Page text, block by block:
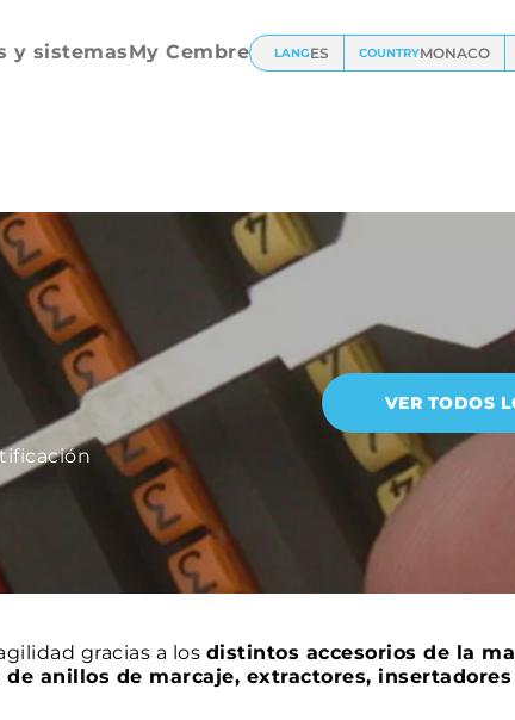
y sistemasMy Cembre LANGES COUNTRYMONACO
VER TODOS
gracias a los distintos accesorios de la
anillos de marcaje, extractores,